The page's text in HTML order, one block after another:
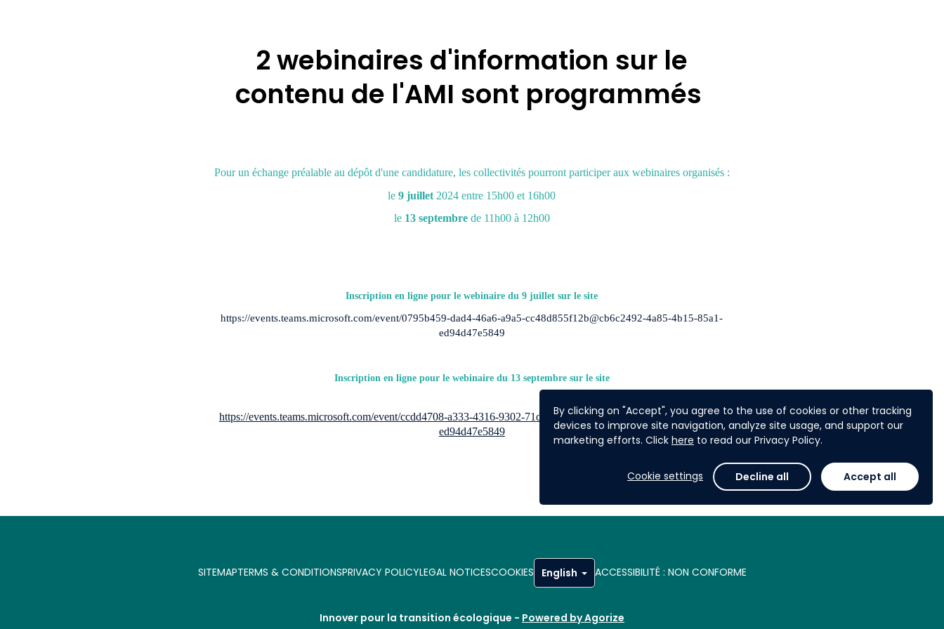
By clicking on "Accept", you agree to the use of cookies or other tracking
devices to improve site navigation, analyze site usage, and support our
marketing efforts. Click here to read our Privacy Policy.
Cookie settings Decline all Accept all
2 webinaires d'information sur le
contenu de l'AMI sont programmés
Pour un échange préalable au dépôt d'une candidature, les collectivités pourront participer aux webinaires organisés :
le9 juillet 2024 entre 15h00 et 16h00
le 13 septembrede 11h00 à 12h00
Inscription en ligne pour le webinaire du 9 juillet sur le site
https://events.teams.microsoft.com/event/0795b459-dad4-46a6-a9a5-cc48d855f12b@cb6c2492-4a85-4b15-85a1-
ed94d47e5849
Inscription en ligne pour le webinaire du 13 septembre sur le site
https://events.teams.microsoft.com/event/ccdd4708-a333-4316-9302-71d4d46a91a7@cb6c2492-4a85-4b15-85a1-
ed94d47e5849
SITEMAPTERMS & CONDITIONSPRIVACY POLICYLEGAL NOTICESCOOKIES English ACCESSIBILITÉ : NON CONFORME
Innover pour la transition écologique - Powered by Agorize